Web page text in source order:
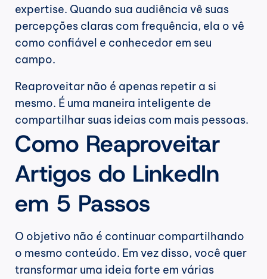
expertise. Quando sua audiência vê suas
percepções claras com frequência, ela o vê
como confiável e conhecedor em seu
campo.
Reaproveitar não é apenas repetir a si
mesmo. É uma maneira inteligente de
compartilhar suas ideias com mais pessoas.
Como Reaproveitar
Artigos do LinkedIn
em 5 Passos
O objetivo não é continuar compartilhando
o mesmo conteúdo. Em vez disso, você quer
transformar uma ideia forte em várias